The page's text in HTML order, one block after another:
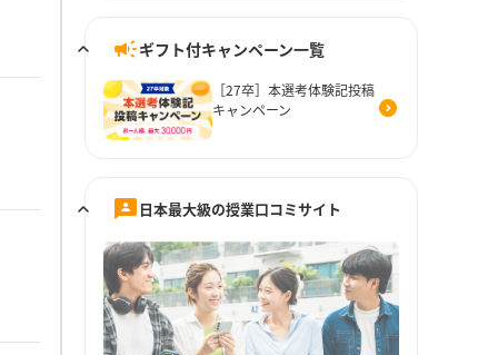
ギフト付キャンペーン一覧
［27卒］本選考体験記投稿
キャンペーン
日本最大級の授業口コミサイト